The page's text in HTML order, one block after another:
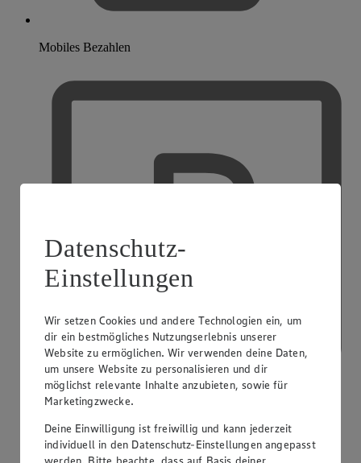
Mobiles Bezahlen
Kostenfreie Parkplätze
Datenschutz-
Einstellungen
Wir setzen Cookies und andere Technologien ein, um
dir ein bestmögliches Nutzungserlebnis unserer
Website zu ermöglichen. Wir verwenden deine Daten,
um unsere Website zu personalisieren und dir
möglichst relevante Inhalte anzubieten, sowie für
Marketingzwecke.
Deine Einwilligung ist freiwillig und kann jederzeit
individuell in den Datenschutz-Einstellungen angepasst